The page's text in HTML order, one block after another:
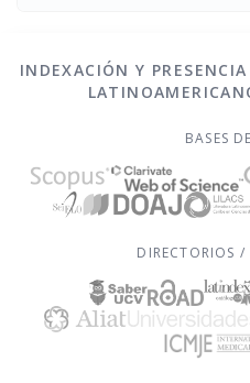
INDEXACIÓN Y
BASES
DIRECTORIOS /